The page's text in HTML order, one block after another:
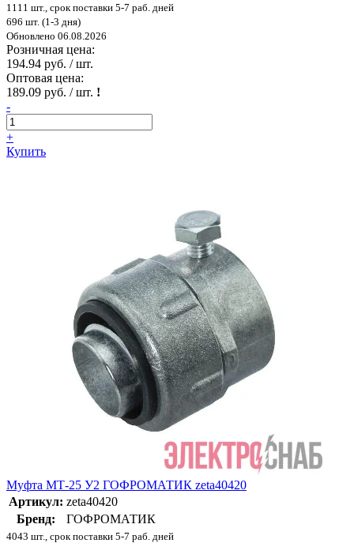
1111 шт., срок поставки 5-7 раб. дней
696 шт. (1-3 дня)
Обновлено 06.08.2026
Розничная цена:
194.94 руб. / шт.
Оптовая цена:
189.09 руб. / шт. !
-
+
Купить
Муфта МТ-25 У2 ГОФРОМАТИК zeta40420
Артикул: zeta40420
Бренд:
ГОФРОМАТИК
4043 шт., срок поставки 5-7 раб. дней